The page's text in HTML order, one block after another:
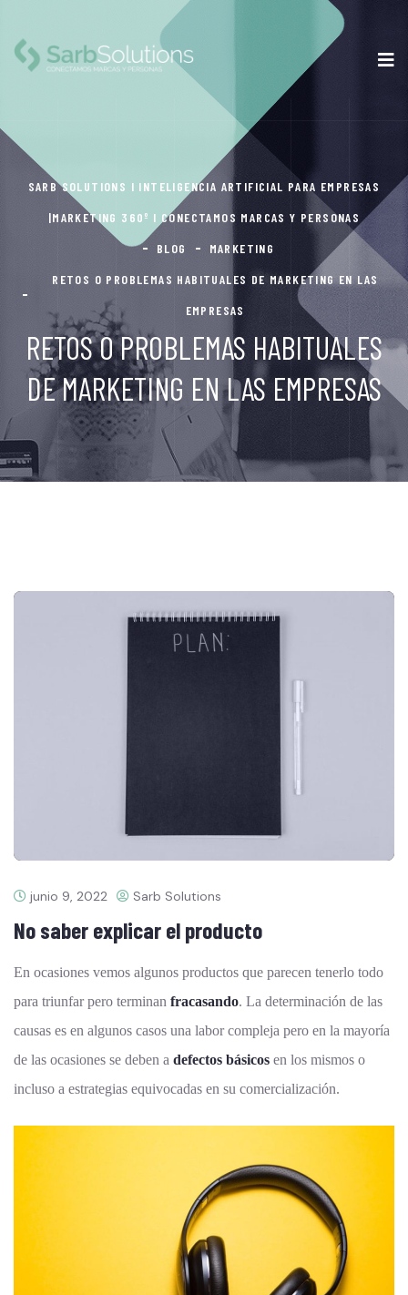
SARB SOLUTIONS I INTELIGENCIA ARTIFICIAL PARA EMPRESAS
|MARKETING 360º I CONECTAMOS MARCAS Y PERSONAS
BLOG
MARKETING
RETOS O PROBLEMAS HABITUALES DE MARKETING EN LAS
EMPRESAS
RETOS O PROBLEMAS HABITUALES
DE MARKETING EN LAS EMPRESAS
junio 9, 2022 Sarb Solutions
No saber explicar el producto
En ocasiones vemos algunos productos que parecen tenerlo todo
para triunfar pero terminan fracasando. La determinación de las
causas es en algunos casos una labor compleja pero en la mayoría
de las ocasiones se deben a defectos básicos en los mismos o
incluso a estrategias equivocadas en su comercialización.